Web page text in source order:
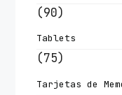
(90)
Tablets
(75)
Tarjetas de